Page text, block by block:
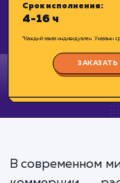
Цена:
*Каждый заказ